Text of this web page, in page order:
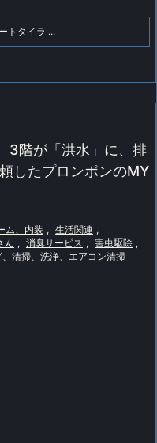
トタイラ ...
3階が「洪水」に、排
したプロンポンのMY
ム、内装 , 生活関連 ,
ん , 消臭サービス , 害虫駆除 ,
清掃、洗浄、エアコン清掃